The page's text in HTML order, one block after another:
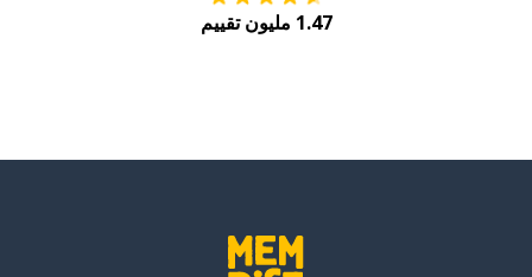
1.47 مليون تقييم